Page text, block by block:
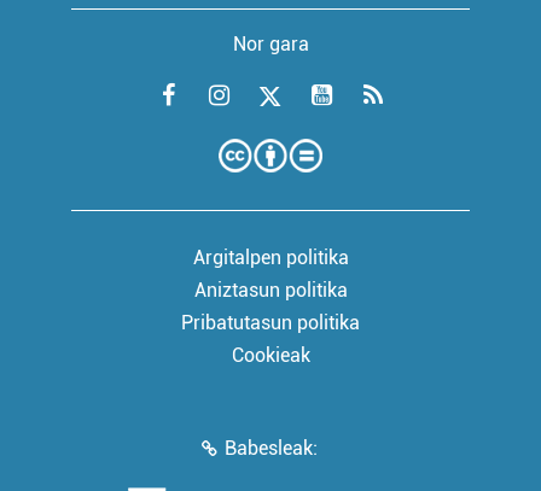
Nor gara
Argitalpen politika
Aniztasun politika
Pribatutasun politika
Cookieak
Babesleak: